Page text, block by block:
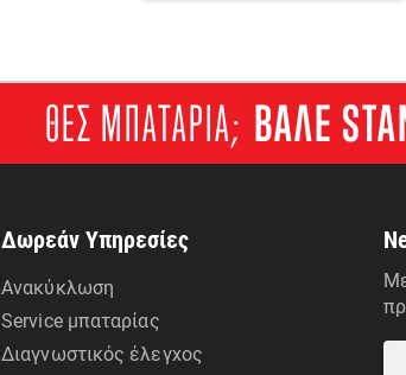
ΘΕΣ ΜΠΑΤΑΡΙΑ; ΒΑΛΕ
Δωρεάν Υπηρεσίες
Ανακύκλωση
Service μπαταρίας
Διαγνωστικός έλεγχος